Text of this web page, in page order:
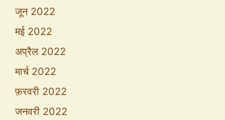
जून 2022
मई 2022
अप्रैल 2022
मार्च 2022
फ़रवरी 2022
जनवरी 2022